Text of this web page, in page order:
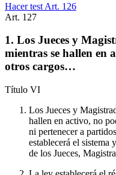
Hacer test Art. 126
Art. 127
1. Los Jueces y
mientras se hallen en
otros cargos…
Título VI
Los Jueces y
hallen en activo, no
ni pertenecer a
establecerá el sistema
de los Jueces,